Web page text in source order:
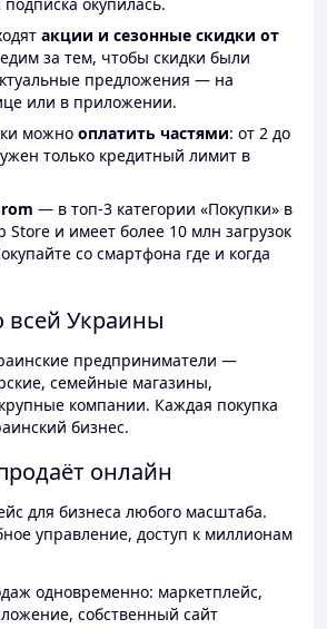
акции и сезонные скидки от
за тем, чтобы скидки были
предложения — на
или в приложении.
можно оплатить частями: от 2 до
только кредитный лимит в
— в топ-3 категории «Покупки» в
Store и имеет более 10 млн загрузок
со смартфона где и когда
всей Украины
предприниматели —
семейные магазины,
компании. Каждая покупка
бизнес.
онлайн
для бизнеса любого масштаба.
управление, доступ к миллионам
одновременно: маркетплейс,
собственный сайт